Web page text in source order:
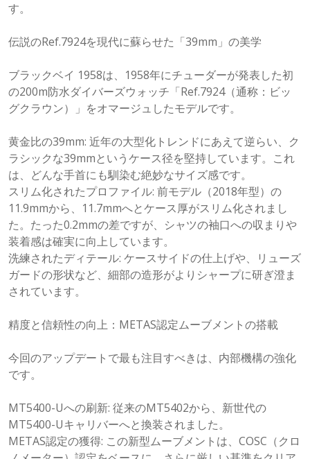
す。
伝説のRef.7924を現代に蘇らせた「39mm」の美学
ブラックベイ 1958は、1958年にチューダーが発表した初
の200m防水ダイバーズウォッチ「Ref.7924（通称：ビッ
グクラウン）」をオマージュしたモデルです。
黄金比の39mm: 近年の大型化トレンドにあえて逆らい、ク
ラシックな39mmというケース径を堅持しています。これ
は、どんな手首にも馴染む絶妙なサイズ感です。
スリム化されたプロファイル: 前モデル（2018年型）の
11.9mmから、11.7mmへとケース厚がスリム化されまし
た。たった0.2mmの差ですが、シャツの袖口への収まりや
装着感は確実に向上しています。
洗練されたディテール: ケースサイドの仕上げや、リューズ
ガードの形状など、細部の造形がよりシャープに研ぎ澄ま
されています。
精度と信頼性の向上：METAS認定ムーブメントの搭載
今回のアップデートで最も注目すべきは、内部機構の強化
です。
MT5400-Uへの刷新: 従来のMT5402から、新世代の
MT5400-Uキャリバーへと換装されました。
METAS認定の獲得: この新型ムーブメントは、COSC（クロ